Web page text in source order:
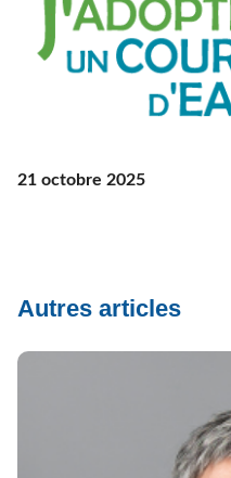
21 octobre 2025
Autres articles